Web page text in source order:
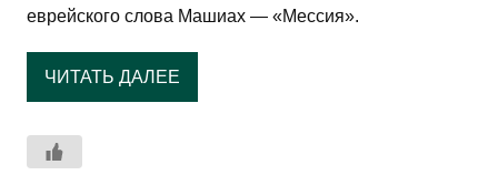
еврейского слова Машиах — «Мессия».
ЧИТАТЬ ДАЛЕЕ